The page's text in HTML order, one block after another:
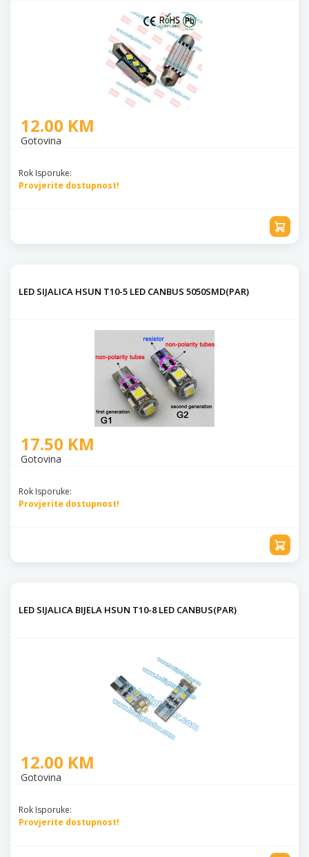
12.00 KM
Gotovina
Rok Isporuke:
Provjerite dostupnost!
LED SIJALICA HSUN T10-5 LED CANBUS 5050SMD(PAR)
17.50 KM
Gotovina
Rok Isporuke:
Provjerite dostupnost!
LED SIJALICA BIJELA HSUN T10-8 LED CANBUS(PAR)
12.00 KM
Gotovina
Rok Isporuke:
Provjerite dostupnost!